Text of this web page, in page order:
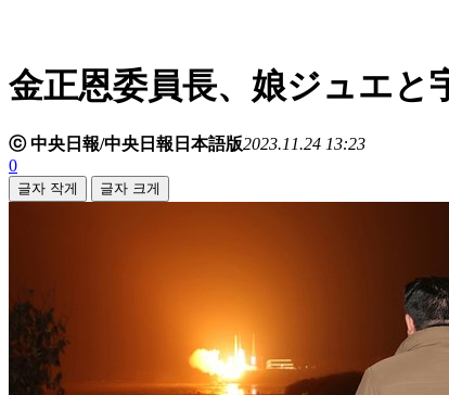
金正恩委員長、娘ジュエと
ⓒ 中央日報/中央日報日本語版2023.11.24 13:23
0
글자 작게 글자 크게